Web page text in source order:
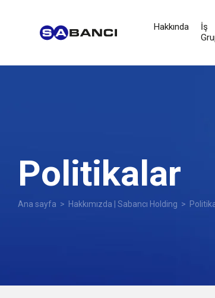
Hakkında
İş
Politikalar
Ana sayfa > Hakkımızda | Sabancı Holding >